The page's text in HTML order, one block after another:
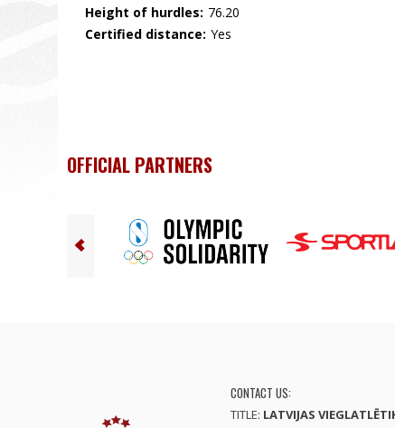
Height of hurdles: 76.20
Certified distance: Yes
OFFICIAL PARTNERS
CONTACT US:
TITLE: LATVIJAS